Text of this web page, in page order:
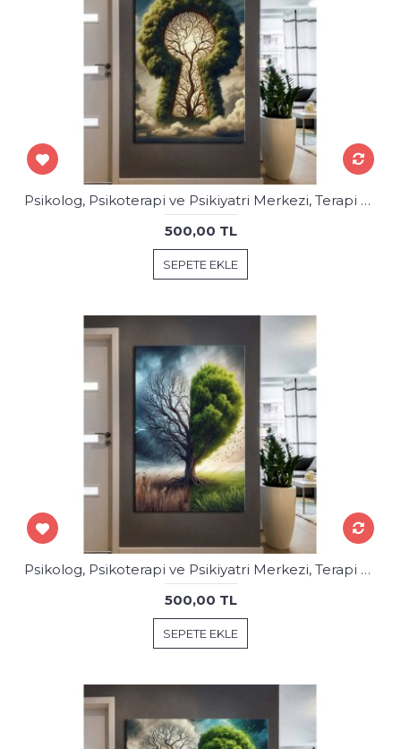
Psikolog, Psikoterapi ve Psikiyatri Merkezi, Terapi Odası Tablolar psk89
500,00 TL
SEPETE EKLE
Psikolog, Psikoterapi ve Psikiyatri Merkezi, Terapi Odası Tablolar psk90
500,00 TL
SEPETE EKLE